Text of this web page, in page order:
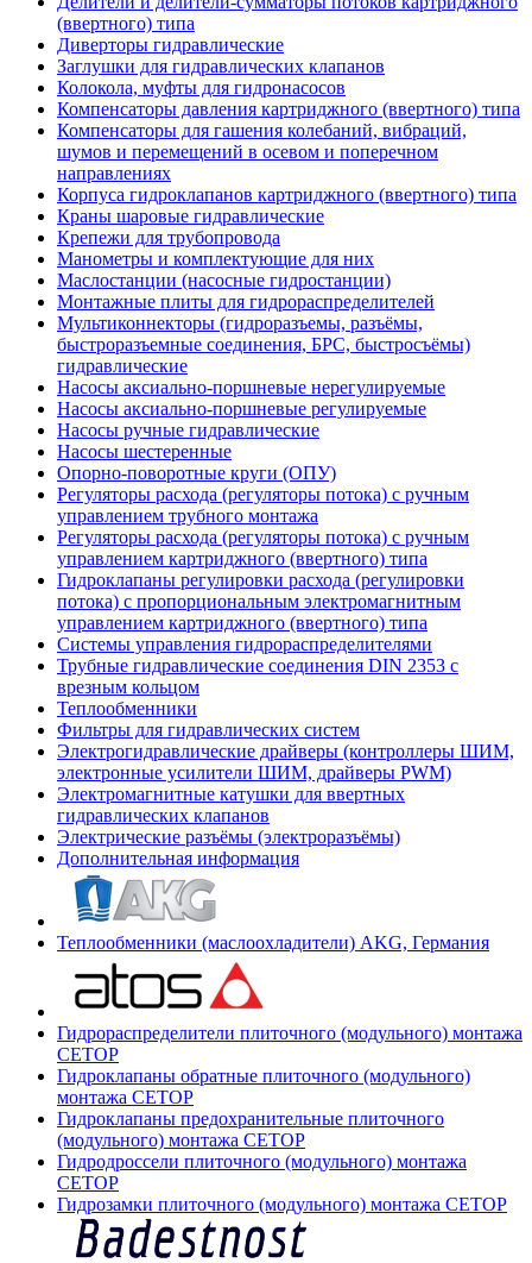
(ввертного) типа
Диверторы гидравлические
Заглушки для гидравлических клапанов
Колокола, муфты для гидронасосов
Компенсаторы давления картриджного (ввертного) типа
Компенсаторы для гашения колебаний, вибраций,
шумов и перемещений в осевом и поперечном
направлениях
Корпуса гидроклапанов картриджного (ввертного) типа
Краны шаровые гидравлические
Крепежи для трубопровода
Манометры и комплектующие для них
Маслостанции (насосные гидростанции)
Монтажные плиты для гидрораспределителей
Мультиконнекторы (гидроразъемы, разъёмы,
быстроразъемные соединения, БРС, быстросъёмы)
гидравлические
Насосы аксиально-поршневые нерегулируемые
Насосы аксиально-поршневые регулируемые
Насосы ручные гидравлические
Насосы шестеренные
Опорно-поворотные круги (ОПУ)
Регуляторы расхода (регуляторы потока) с ручным
управлением трубного монтажа
Регуляторы расхода (регуляторы потока) с ручным
управлением картриджного (ввертного) типа
Гидроклапаны регулировки расхода (регулировки
потока) с пропорциональным электромагнитным
управлением картриджного (ввертного) типа
Системы управления гидрораспределителями
Трубные гидравлические соединения DIN 2353 с
врезным кольцом
Теплообменники
Фильтры для гидравлических систем
Электрогидравлические драйверы (контроллеры ШИМ,
электронные усилители ШИМ, драйверы PWM)
Электромагнитные катушки для ввертных
гидравлических клапанов
Электрические разъёмы (электроразъёмы)
Дополнительная информация
Теплообменники (маслоохладители) AKG, Германия
Гидрораспределители плиточного (модульного) монтажа
СЕТОР
Гидроклапаны обратные плиточного (модульного)
монтажа CETOP
Гидроклапаны предохранительные плиточного
(модульного) монтажа CETOP
Гидродроссели плиточного (модульного) монтажа
CETOP
Гидрозамки плиточного (модульного) монтажа CETOP